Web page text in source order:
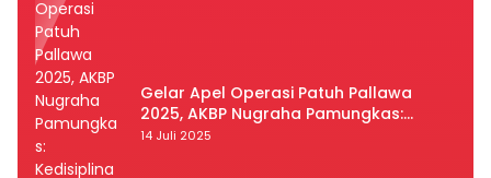
Gelar Apel Operasi Patuh Pallawa
2025, AKBP Nugraha Pamungkas:
Kedisiplinan dan Keselamatan Jadi
14 Juli 2025